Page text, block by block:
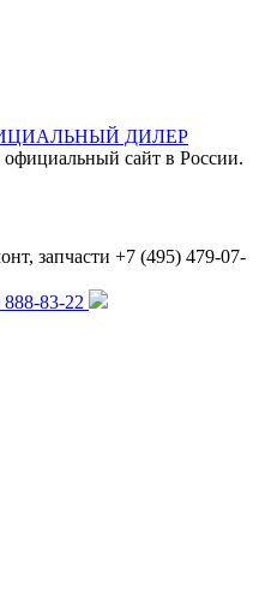
сайт в России.
запчасти +7 (495) 479-07-
83-22